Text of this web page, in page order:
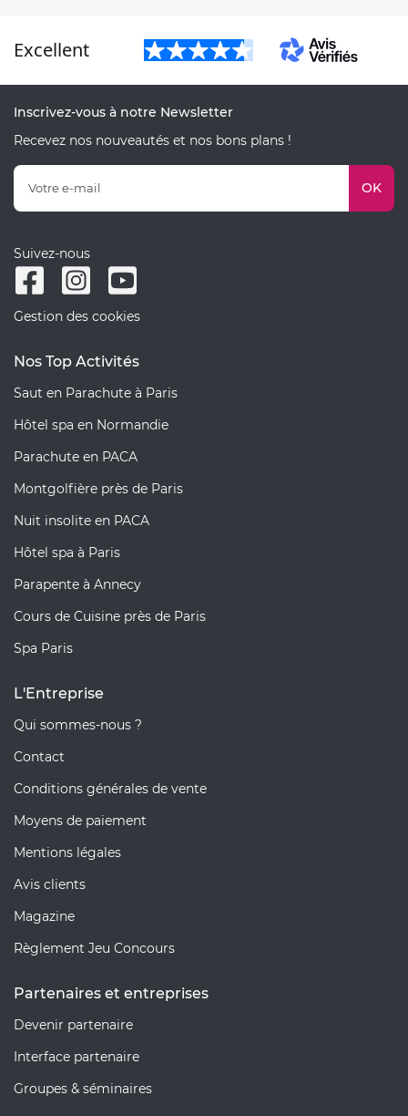
Excellent
Inscrivez-vous à notre Newsletter
Recevez nos nouveautés et nos bons plans !
OK
Suivez-nous
Gestion des cookies
Nos Top Activités
Saut en Parachute à Paris
Hôtel spa en Normandie
Parachute en PACA
Montgolfière près de Paris
Nuit insolite en PACA
Hôtel spa à Paris
Parapente à Annecy
Cours de Cuisine près de Paris
Spa Paris
L'Entreprise
Qui sommes-nous ?
Contact
Conditions générales de vente
Moyens de paiement
Mentions légales
Avis clients
Magazine
Règlement Jeu Concours
Partenaires et entreprises
Devenir partenaire
Interface partenaire
Groupes & séminaires